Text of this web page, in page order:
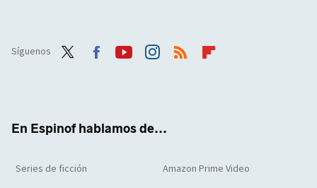
Síguenos
En Espinof hablamos de...
Series de ficción Amazon Prime Video